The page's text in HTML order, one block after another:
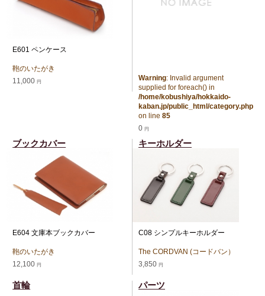
E601 ペンケース
鞄のいたがき
11,000 円 Warning: Invalid argument
supplied for foreach() in
/home/kobushiya/hokkaido-
kaban.jp/public_html/category.php
on line 85
0 円
ブックカバー
E604 文庫本ブックカバー
鞄のいたがき
12,100 円
キーホルダー
C08 シンプルキーホルダー
The CORDVAN (コードバン）
3,850 円
首輪 パーツ